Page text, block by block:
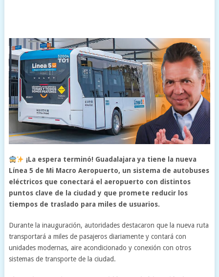
¡La espera terminó! Guadalajara ya tiene la nueva
Línea 5 de Mi Macro Aeropuerto, un sistema de autobuses
eléctricos que conectará el aeropuerto con distintos
puntos clave de la ciudad y que promete reducir los
tiempos de traslado para miles de usuarios.
Durante la inauguración, autoridades destacaron que la nueva ruta
transportará a miles de pasajeros diariamente y contará con
unidades modernas, aire acondicionado y conexión con otros
sistemas de transporte de la ciudad.